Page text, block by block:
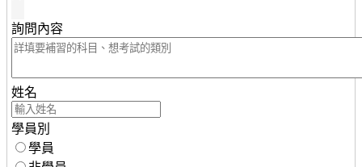
詢問內容
姓名
學員別
學員